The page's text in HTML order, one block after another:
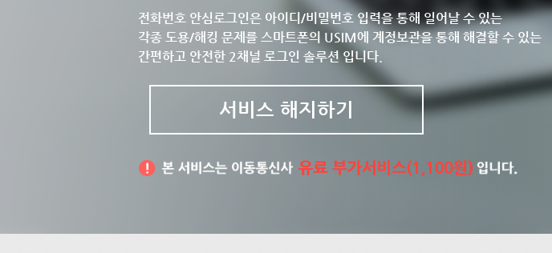
전화번호 안심로그인은 아이디/비밀번호 입력을 통해 일어날 수 있는
각종 도용/해킹 문제를 스마트폰의 USIM에 계정보관을 통해 해결할 수 있는
간편하고 안전한 2채널 로그인 솔루션 입니다.
서비스 해지하기